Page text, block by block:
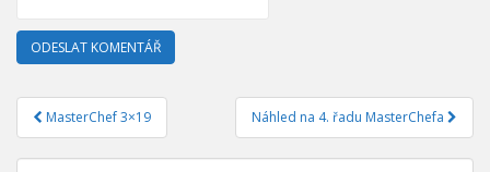
Navigace pro příspěvek
MasterChef 3×19 Náhled na 4. řadu MasterChefa